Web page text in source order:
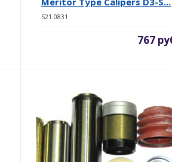
S21.0831
767